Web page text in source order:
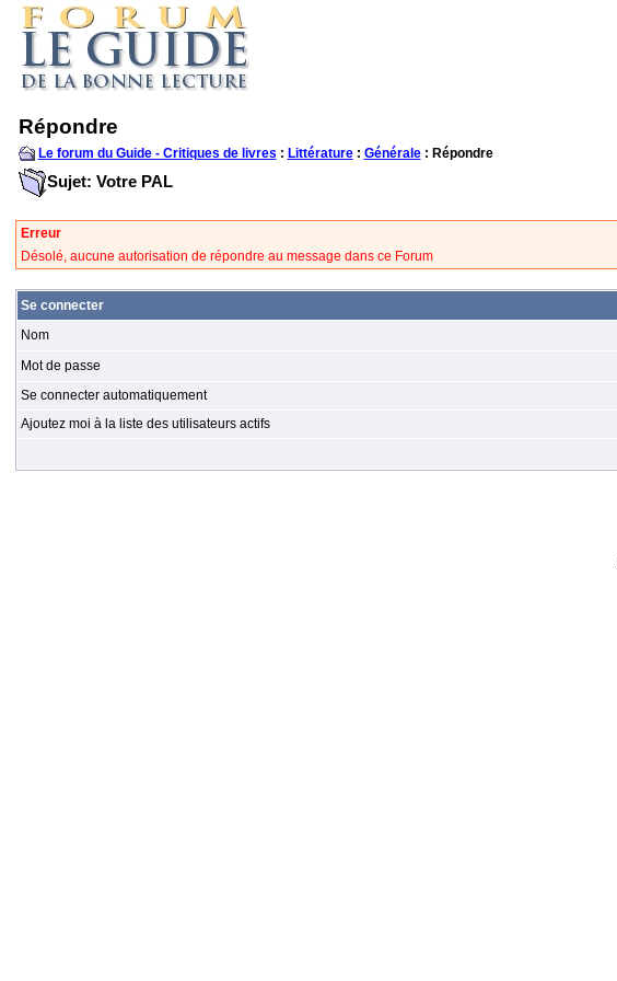
Répondre
Le forum du Guide - Critiques de livres : Littérature: Générale: Répondre
Sujet: Votre PAL
Erreur
Désolé, aucune autorisation de répondre au message dans ce Forum
Se connecter
Nom
Mot de passe
Se connecter automatiquement
Ajoutez moi à la liste des utilisateurs actifs